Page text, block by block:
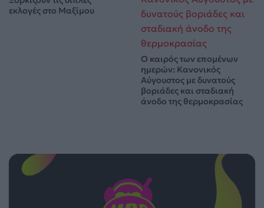
εκλογές στο Μαξίμου
Ο καιρός των επομένων
ημερών: Κανονικός
Αύγουστος με δυνατούς
βοριάδες και σταδιακή
άνοδο της θερμοκρασίας